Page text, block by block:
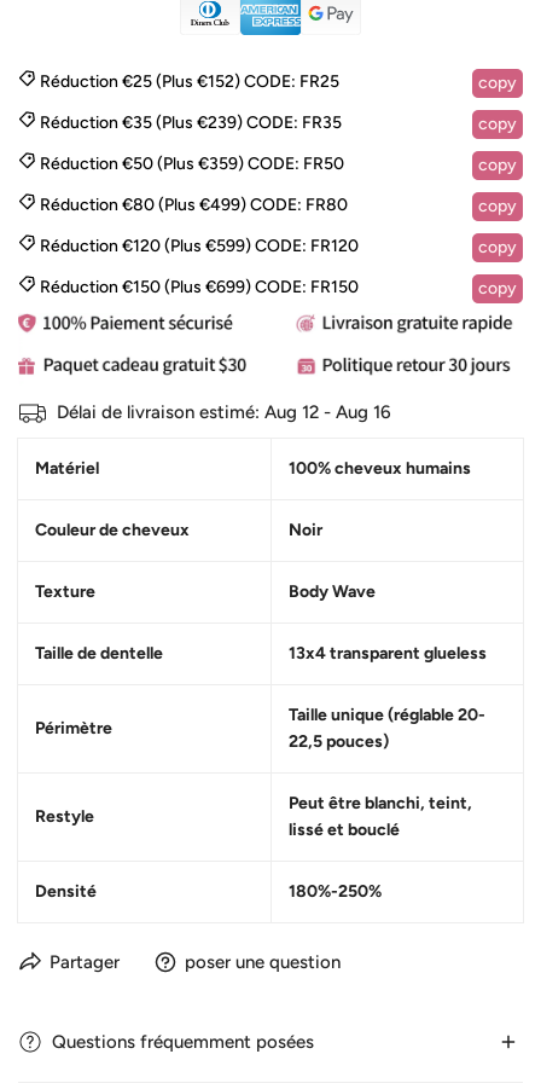
Réduction €25 (Plus €152)CODE: FR25
copy
Réduction €35 (Plus €239)CODE: FR35
copy
Réduction €50 (Plus €359)CODE: FR50
copy
Réduction €80 (Plus €499)CODE: FR80
copy
Réduction €120 (Plus €599)CODE: FR120
copy
Réduction €150 (Plus €699)CODE: FR150 copy
Délai de livraison estimé: Aug 12 - Aug 16
Matériel 100% cheveux humains
Couleur de cheveux Noir
Texture Body Wave
Taille de dentelle 13x4transparent glueless
Périmètre
Taille unique (réglable 20-
22,5 pouces)
Restyle
Peut être blanchi, teint,
lissé et bouclé
Densité 180%-250%
Partager poser une question
Questions fréquemment posées